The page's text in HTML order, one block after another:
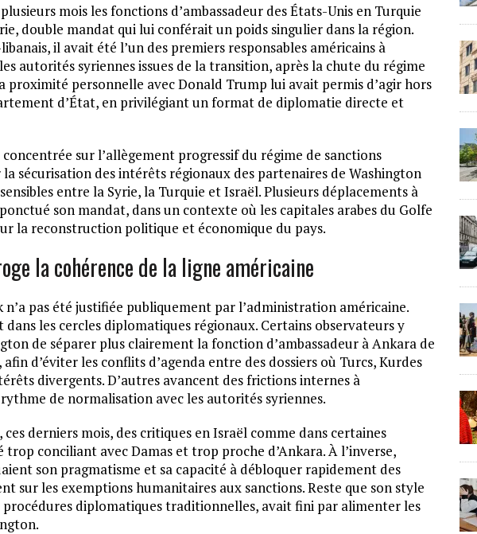
mois les fonctions d’ambassadeur des États-Unis en Turquie
double mandat qui lui conférait un poids singulier dans la région.
il avait été l’un des premiers responsables américains à
autorités syriennes issues de la transition, après la chute du régime
proximité personnelle avec Donald Trump lui avait permis d’agir hors
d’État, en privilégiant un format de diplomatie directe et
sur l’allègement progressif du régime de sanctions
la sécurisation des intérêts régionaux des partenaires de Washington
entre la Syrie, la Turquie et Israël. Plusieurs déplacements à
son mandat, dans un contexte où les capitales arabes du Golfe
la reconstruction politique et économique du pays.
la cohérence de la ligne américaine
n’a pas été justifiée publiquement par l’administration américaine.
les cercles diplomatiques régionaux. Certains observateurs y
de séparer plus clairement la fonction d’ambassadeur à Ankara de
d’éviter les conflits d’agenda entre des dossiers où Turcs, Kurdes
divergents. D’autres avancent des frictions internes à
de normalisation avec les autorités syriennes.
derniers mois, des critiques en Israël comme dans certaines
trop conciliant avec Damas et trop proche d’Ankara. À l’inverse,
son pragmatisme et sa capacité à débloquer rapidement des
sur les exemptions humanitaires aux sanctions. Reste que son style
diplomatiques traditionnelles, avait fini par alimenter les